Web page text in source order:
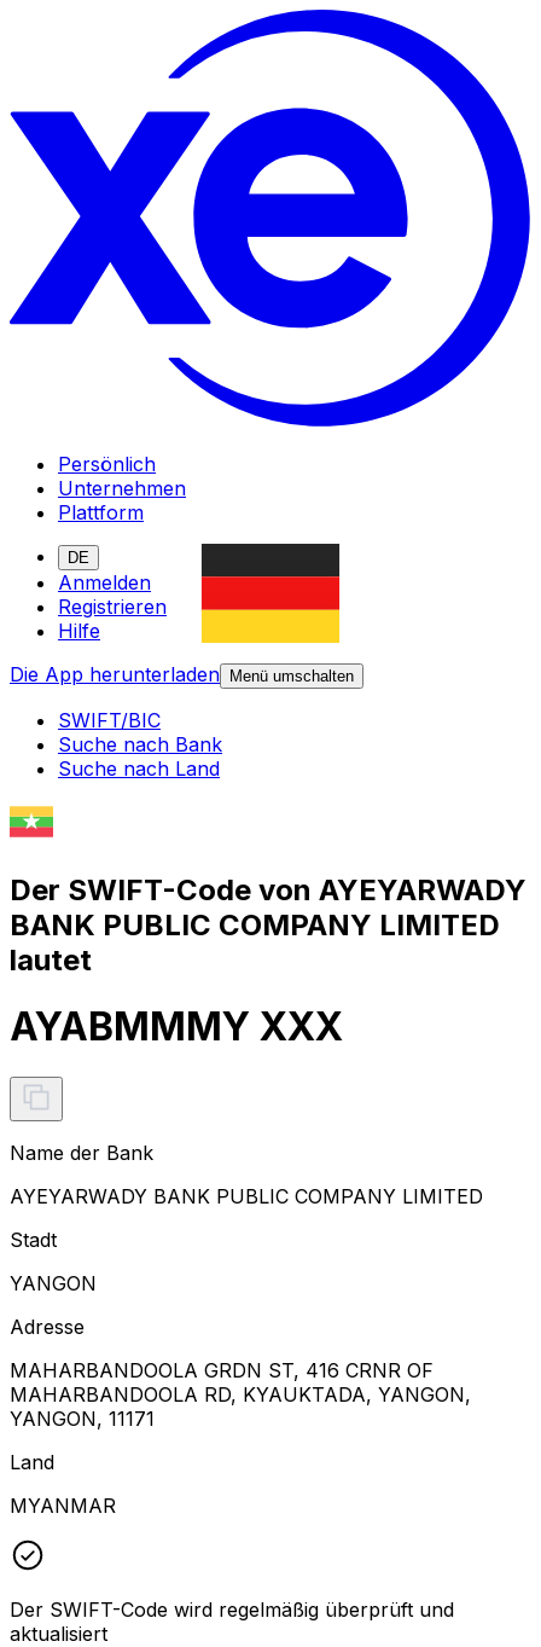
Persönlich
Unternehmen
Plattform
DE
Anmelden
Registrieren
Hilfe
Die App herunterladen
Menü umschalten
SWIFT/BIC
Suche nach Bank
Suche nach Land
Der SWIFT-Code von AYEYARWADY
BANK PUBLIC COMPANY LIMITED
lautet
AYABMMMY XXX
Name der Bank
AYEYARWADY BANK PUBLIC COMPANY LIMITED
Stadt
YANGON
Adresse
MAHARBANDOOLA GRDN ST, 416 CRNR OF
MAHARBANDOOLA RD, KYAUKTADA, YANGON,
YANGON, 11171
Land
MYANMAR
Der SWIFT-Code wird regelmäßig überprüft und
aktualisiert